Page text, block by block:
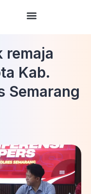
remaja
Kab.
Semarang